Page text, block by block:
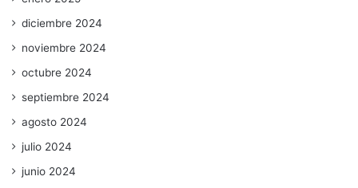
diciembre 2024
noviembre 2024
octubre 2024
septiembre 2024
agosto 2024
julio 2024
junio 2024